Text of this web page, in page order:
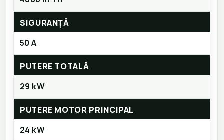
SIGURANȚĂ
50 A
PUTERE TOTALĂ
29 kW
PUTERE MOTOR PRINCIPAL
24 kW